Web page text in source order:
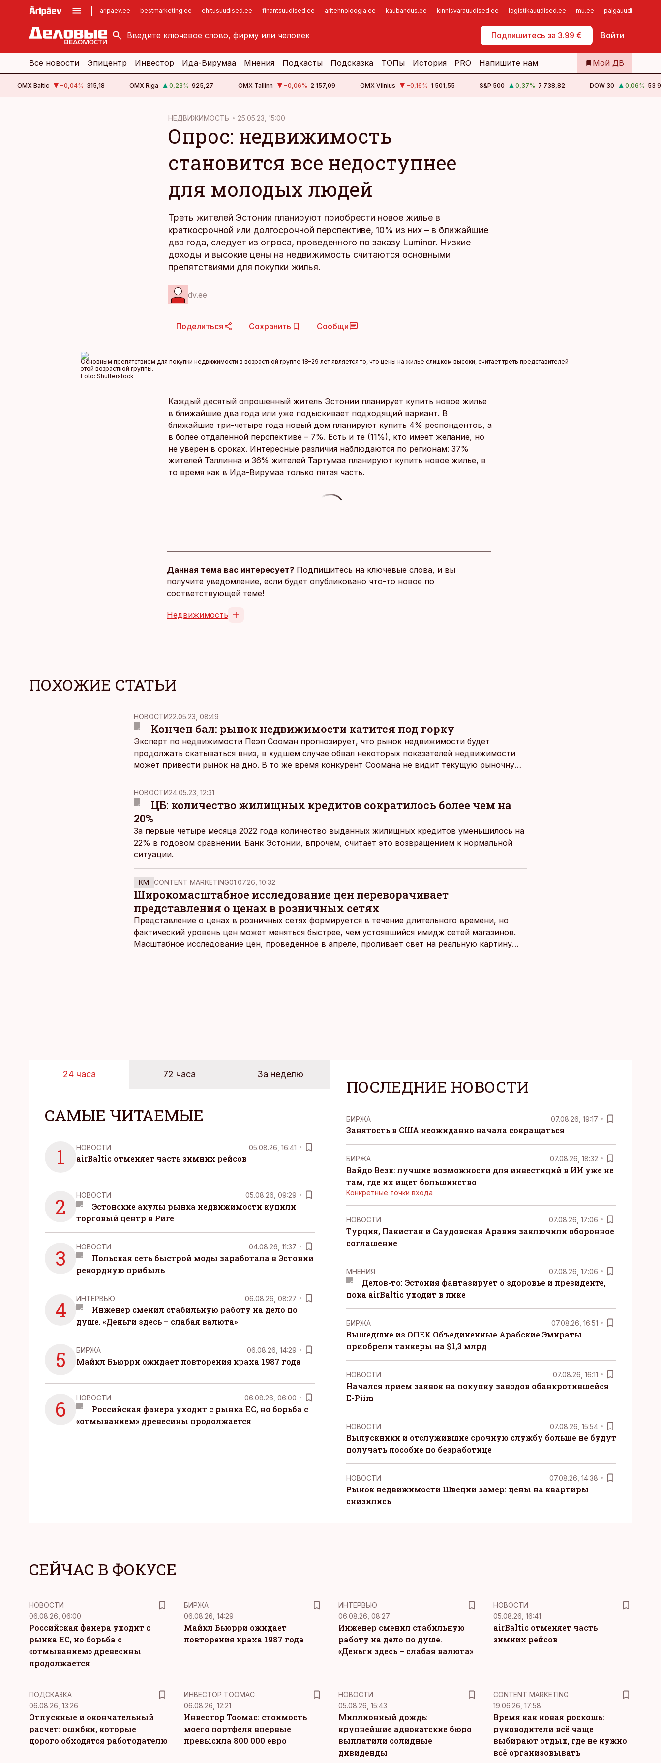
aripaev.ee bestmarketing.ee ehitusuudised.ee finantsuudised.ee aritehnoloogia.ee kaubandus.ee kinnisvarauudised.ee logistikauudised.ee mu.ee palgauudised.ee
Подпишитесь за 3.99 € Войти
kinnisvarauudised.ee
logistikauudised.ee
imelineajalugu.ee
Самообслуживание
Все новости Эпицентр Инвестор Ида-Вирумаа Мнения Подкасты Подсказка ТОПы История PRO Напишите нам Мой ДВ
OMX Baltic −0,04% 315,18 OMX Riga 0,23% 925,27 OMX Tallinn −0,06% 2 157,09 OMX Vilnius −0,16% 1 501,55 S&P 500 0,37% 7 738,82 DOW 30 0,06% 53
НЕДВИЖИМОСТЬ 25.05.23, 15:00
Опрос: недвижимость
становится все недоступнее
для молодых людей
Треть жителей Эстонии планируют приобрести новое жилье в
краткосрочной или долгосрочной перспективе, 10% из них – в ближайшие
два года, следует из опроса, проведенного по заказу Luminor. Низкие
доходы и высокие цены на недвижимость считаются основными
препятствиями для покупки жилья.
dv.ee
Поделиться Сохранить Сообщи
Основным препятствием для покупки недвижимости в возрастной группе 18–29 лет является то, что цены на жилье слишком высоки, считает треть представителей
этой возрастной группы.
Foto: Shutterstock
Каждый десятый опрошенный житель Эстонии планирует купить новое жилье
в ближайшие два года или уже подыскивает подходящий вариант. В
ближайшие три-четыре года новый дом планируют купить 4% респондентов, а
в более отдаленной перспективе – 7%. Есть и те (11%), кто имеет желание, но
не уверен в сроках. Интересные различия наблюдаются по регионам: 37%
жителей Таллинна и 36% жителей Тартумаа планируют купить новое жилье, в
то время как в Ида-Вирумаа только пятая часть.
Данная тема вас интересует? Подпишитесь на ключевые слова, и вы
получите уведомление, если будет опубликовано что-то новое по
соответствующей теме!
Недвижимость
ПОХОЖИЕ СТАТЬИ
НОВОСТИ22.05.23, 08:49
Кончен бал: рынок недвижимости катится под горку
Эксперт по недвижимости Пеэп Сооман прогнозирует, что рынок недвижимости будет
продолжать скатываться вниз, в худшем случае обвал некоторых показателей недвижимости
может привести рынок на дно. В то же время конкурент Соомана не видит текущую рыночную
ситуацию столь черно-белой.
НОВОСТИ24.05.23, 12:31
ЦБ: количество жилищных кредитов сократилось более чем на
20%
За первые четыре месяца 2022 года количество выданных жилищных кредитов уменьшилось на
22% в годовом сравнении. Банк Эстонии, впрочем, считает это возвращением к нормальной
ситуации.
KM CONTENT MARKETING01.07.26, 10:32
Широкомасштабное исследование цен переворачивает
представления о ценах в розничных сетях
Представление о ценах в розничных сетях формируется в течение длительного времени, но
фактический уровень цен может меняться быстрее, чем устоявшийся имидж сетей магазинов.
Масштабное исследование цен, проведенное в апреле, проливает свет на реальную картину
24 часа 72 часа За неделю
САМЫЕ ЧИТАЕМЫЕ
1 НОВОСТИ 05.08.26, 16:41
airBaltic отменяет часть зимних рейсов
2 НОВОСТИ 05.08.26, 09:29
Эстонские акулы рынка недвижимости купили
торговый центр в Риге
3 НОВОСТИ 04.08.26, 11:37
Польская сеть быстрой моды заработала в Эстонии
рекордную прибыль
4 ИНТЕРВЬЮ 06.08.26, 08:27
Инженер сменил стабильную работу на дело по
душе. «Деньги здесь – слабая валюта»
5 БИРЖА 06.08.26, 14:29
Майкл Бьюрри ожидает повторения краха 1987 года
6 НОВОСТИ 06.08.26, 06:00
Российская фанера уходит с рынка ЕС, но борьба с
«отмыванием» древесины продолжается
ПОСЛЕДНИЕ НОВОСТИ
БИРЖА 07.08.26, 19:17
Занятость в США неожиданно начала сокращаться
БИРЖА 07.08.26, 18:32
Вайдо Веэк: лучшие возможности для инвестиций в ИИ уже не
там, где их ищет большинство
Конкретные точки входа
НОВОСТИ 07.08.26, 17:06
Турция, Пакистан и Саудовская Аравия заключили оборонное
соглашение
MНЕНИЯ 07.08.26, 17:06
Делов-то: Эстония фантазирует о здоровье и президенте,
пока airBaltic уходит в пике
БИРЖА 07.08.26, 16:51
Вышедшие из ОПЕК Объединенные Арабские Эмираты
приобрели танкеры на $1,3 млрд
НОВОСТИ 07.08.26, 16:11
Начался прием заявок на покупку заводов обанкротившейся
E-Piim
НОВОСТИ 07.08.26, 15:54
Выпускники и отслужившие срочную службу больше не будут
получать пособие по безработице
НОВОСТИ 07.08.26, 14:38
Рынок недвижимости Швеции замер: цены на квартиры
снизились
СЕЙЧАС В ФОКУСЕ
НОВОСТИ
06.08.26, 06:00
Российская фанера уходит с
рынка ЕС, но борьба с
«отмыванием» древесины
продолжается
БИРЖА
06.08.26, 14:29
Майкл Бьюрри ожидает
повторения краха 1987 года
ИНТЕРВЬЮ
06.08.26, 08:27
Инженер сменил стабильную
работу на дело по душе.
«Деньги здесь – слабая валюта»
НОВОСТИ
05.08.26, 16:41
airBaltic отменяет часть
зимних рейсов
ПОДСКАЗКА
06.08.26, 13:26
Отпускные и окончательный
расчет: ошибки, которые
дорого обходятся работодателю
ИНВЕСТОР ТООМАС
06.08.26, 12:21
Инвестор Тоомас: стоимость
моего портфеля впервые
превысила 800 000 евро
НОВОСТИ
05.08.26, 15:43
Миллионный дождь:
крупнейшие адвокатские бюро
выплатили солидные
дивиденды
KM
CONTENT MARKETING
19.06.26, 17:58
Время как новая роскошь:
руководители всё чаще
выбирают отдых, где не нужно
всё организовывать